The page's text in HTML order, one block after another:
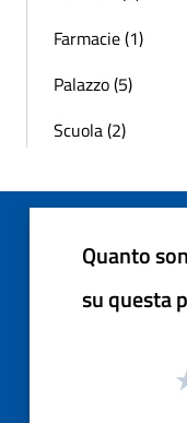
Farmacie (1)
Palazzo (5)
Scuola (2)
Quanto
su questa